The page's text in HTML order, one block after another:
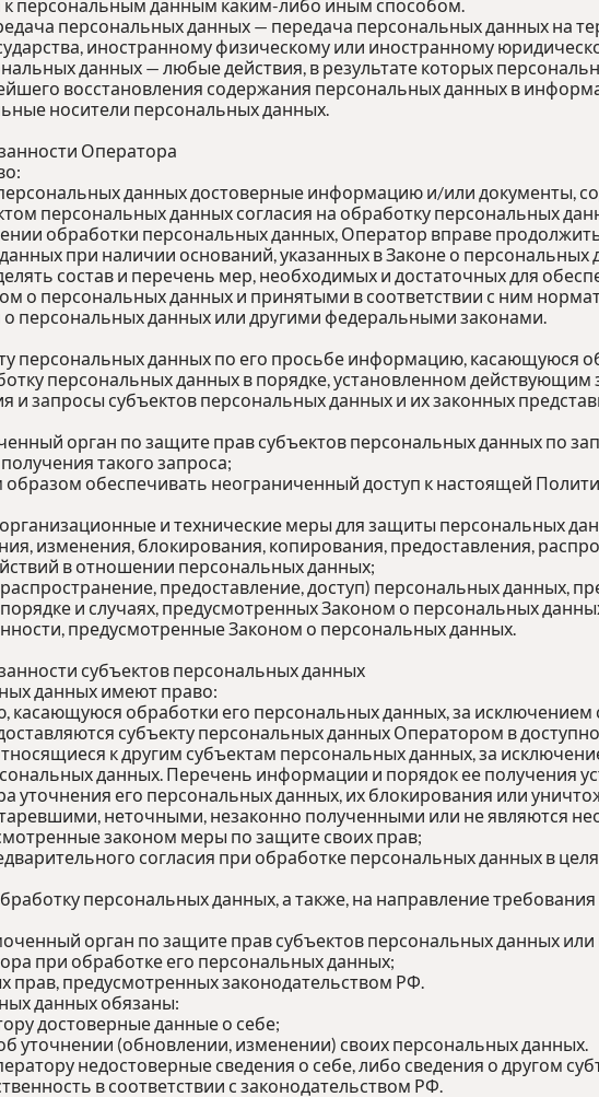
к персональным данным каким-либо иным способом.
персональных данных — передача персональных данных на
иностранному физическому или иностранному
данных — любые действия, в результате которых
восстановления содержания персональных данных в
носители персональных данных.
Оператора
данных достоверные информацию и/или документы,
персональных данных согласия на обработку персональных
обработки персональных данных, Оператор вправе
при наличии оснований, указанных в Законе о персональных
состав и перечень мер, необходимых и достаточных для
о персональных данных и принятыми в соответствии с ним
персональных данных или другими федеральными законами.
персональных данных по его просьбе информацию, касающуюся
персональных данных в порядке, установленном действующим
и запросы субъектов персональных данных и их законных
орган по защите прав субъектов персональных данных по
такого запроса;
обеспечивать неограниченный доступ к настоящей
и технические меры для защиты персональных
изменения, блокирования, копирования, предоставления,
в отношении персональных данных;
предоставление, доступ) персональных данных,
и случаях, предусмотренных Законом о персональных
предусмотренные Законом о персональных данных.
субъектов персональных данных
данных имеют право:
обработки его персональных данных, за
субъекту персональных данных Оператором в
к другим субъектам персональных данных, за
данных. Перечень информации и порядок ее получения
уточнения его персональных данных, их блокирования или
неточными, незаконно полученными или не являются
законом меры по защите своих прав;
согласия при обработке персональных данных в
персональных данных, а также, на направление
орган по защите прав субъектов персональных данных
при обработке его персональных данных;
прав, предусмотренных законодательством РФ.
данных обязаны:
достоверные данные о себе;
уточнении (обновлении, изменении) своих персональных данных.
недостоверные сведения о себе, либо сведения о другом
в соответствии с законодательством РФ.